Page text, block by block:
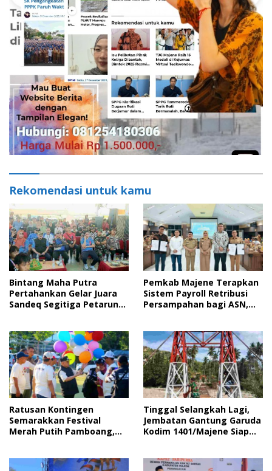
Rekomendasi untuk kamu
Bintang Maha Putra
Pertahankan Gelar Juara
Sandeq Segitiga Petarung
Pemkab Majene Terapkan
Sistem Payroll Retribusi
Persampahan bagi ASN,
Ratusan Kontingen
Semarakkan Festival
Merah Putih Pamboang,
Tanah Air
Tinggal Selangkah Lagi,
Jembatan Gantung Garuda
Kodim 1401/Majene Siap